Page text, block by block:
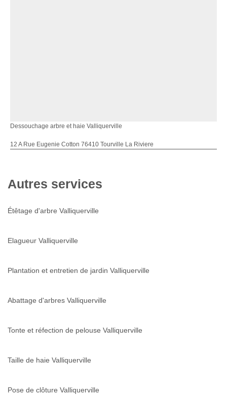
Dessouchage arbre et haie Valliquerville
12 A Rue Eugenie Cotton 76410 Tourville La Riviere
Autres services
Étêtage d'arbre Valliquerville
Elagueur Valliquerville
Plantation et entretien de jardin Valliquerville
Abattage d'arbres Valliquerville
Tonte et réfection de pelouse Valliquerville
Taille de haie Valliquerville
Pose de clôture Valliquerville